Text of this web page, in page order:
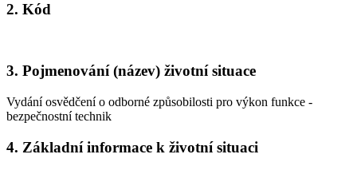
2. Kód
3. Pojmenování (název) životní situace
Vydání osvědčení o odborné způsobilosti pro výkon funkce -
bezpečnostní technik
4. Základní informace k životní situaci